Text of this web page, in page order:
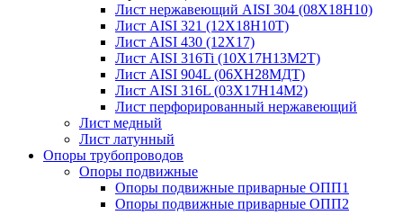
Лист нержавеющий AISI 304 (08Х18Н10)
Лист AISI 321 (12Х18Н10Т)
Лист AISI 430 (12Х17)
Лист AISI 316Ti (10Х17Н13М2Т)
Лист AISI 904L (06ХН28МДТ)
Лист AISI 316L (03Х17Н14М2)
Лист перфорированный нержавеющий
Лист медный
Лист латунный
Опоры трубопроводов
Опоры подвижные
Опоры подвижные приварные ОПП1
Опоры подвижные приварные ОПП2